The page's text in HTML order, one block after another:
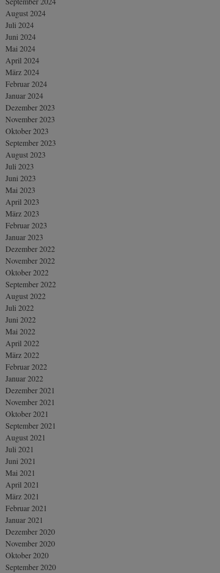
August 2024
Juli 2024
Juni 2024
Mai 2024
April 2024
März 2024
Februar 2024
Januar 2024
Dezember 2023
November 2023
Oktober 2023
September 2023
August 2023
Juli 2023
Juni 2023
Mai 2023
April 2023
März 2023
Februar 2023
Januar 2023
Dezember 2022
November 2022
Oktober 2022
September 2022
August 2022
Juli 2022
Juni 2022
Mai 2022
April 2022
März 2022
Februar 2022
Januar 2022
Dezember 2021
November 2021
Oktober 2021
September 2021
August 2021
Juli 2021
Juni 2021
Mai 2021
April 2021
März 2021
Februar 2021
Januar 2021
Dezember 2020
November 2020
Oktober 2020
September 2020